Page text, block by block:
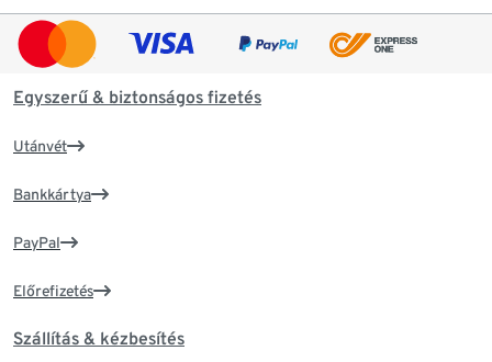
Egyszerű & biztonságos fizetés
Utánvét
Bankkártya
PayPal
Előrefizetés
Szállítás & kézbesítés